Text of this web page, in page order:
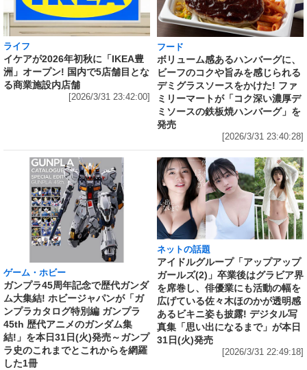
ライフ
イケアが2026年初秋に「IKEA豊
洲」オープン! 国内で5店舗目とな
る商業施設内店舗
[2026/3/31 23:42:00]
フード
ボリューム感あるハンバーグに、
ビーフのコクや旨みを感じられる
デミグラスソースをかけた! ファ
ミリーマートが「コク深い濃厚デ
ミソースの鉄板焼ハンバーグ」を
発売
[2026/3/31 23:40:28]
ゲーム・ホビー
ガンプラ45周年記念で歴代ガンダ
ム大集結! ホビージャパンが「ガ
ンプラカタログ特別編 ガンプラ
45th 歴代アニメのガンダム集
結!」を本日31日(火)発売～ガンプ
ラ史のこれまでとこれからを網羅
した1冊
ネットの話題
アイドルグループ「アップアップ
ガールズ(2)」卒業後はグラビア界
を席巻し、俳優業にも活動の幅を
広げている佐々木ほのかが透明感
あるビキニ姿も披露! デジタル写
真集「思い出になるまで」が本日
31日(火)発売
[2026/3/31 22:49:18]